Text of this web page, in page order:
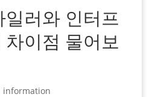
일러와 인터프
이점 물어보
information